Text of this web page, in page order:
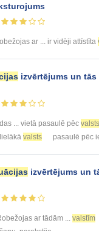
ar ... ir vidēji attīstīta
izvērtējums un tās
... vietā pasaulē pēc valsts
valsts pasaulē pēc
izvērtējums un
ar tādām ... valstīm